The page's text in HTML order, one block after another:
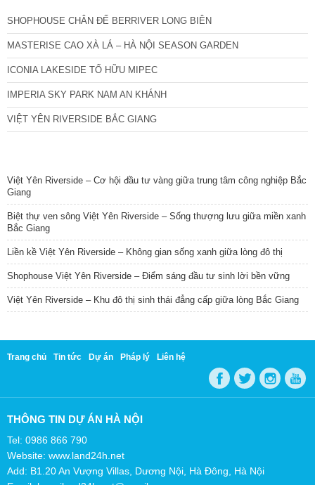
SHOPHOUSE CHÂN ĐẾ BERRIVER LONG BIÊN
MASTERISE CAO XÀ LÁ – HÀ NỘI SEASON GARDEN
ICONIA LAKESIDE TỐ HỮU MIPEC
IMPERIA SKY PARK NAM AN KHÁNH
VIỆT YÊN RIVERSIDE BẮC GIANG
Việt Yên Riverside – Cơ hội đầu tư vàng giữa trung tâm công nghiệp Bắc
Giang
Biệt thự ven sông Việt Yên Riverside – Sống thượng lưu giữa miền xanh
Bắc Giang
Liền kề Việt Yên Riverside – Không gian sống xanh giữa lòng đô thị
Shophouse Việt Yên Riverside – Điểm sáng đầu tư sinh lời bền vững
Việt Yên Riverside – Khu đô thị sinh thái đẳng cấp giữa lòng Bắc Giang
Trang chủ Tin tức Dự án Pháp lý Liên hệ
THÔNG TIN DỰ ÁN HÀ NỘI
Tel: 0986 866 790
Website: www.land24h.net
Add: B1.20 An Vượng Villas, Dương Nội, Hà Đông, Hà Nội